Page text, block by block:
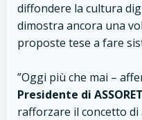
diffondere la cultura
dimostra ancora una
proposte tese a fare
”Oggi più che mai –
Presidente di
rafforzare il concetto di